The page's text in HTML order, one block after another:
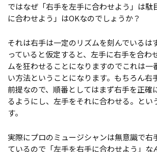
ではなぜ「右手を左手に合わせよう」は駄
に合わせよう」はOKなのでしょうか？
それは右手は一定のリズムを刻んでいるは
っていると仮定すると、左手に右手を合わ
ムを狂わせることになりますのでこれは一
い方法ということになります。もちろん右
前提なので、順番としてはまず右手を正確
るようにし、左手をそれに合わせる。とい
す。
実際にプロのミュージシャンは無意識で右
ているので「左手を右手に合わせよう」な